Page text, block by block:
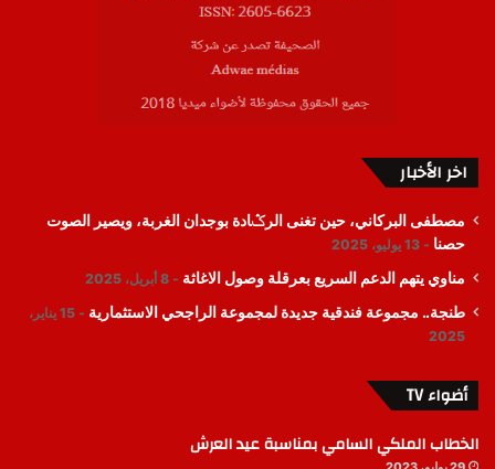
اخر الأخبار
مصطفى البركاني، حين تغنى الرݣادة بوجدان الغربة، ويصير الصوت
حصنا
13 يوليو، 2025
مناوي يتهم الدعم السريع بعرقلة وصول الاغاثة 8 أبريل، 2025
طنجة.. مجموعة فندقية جديدة لمجموعة الراجحي الاستثمارية
15 يناير،
2025
أضواء TV
الخطاب الملكي السامي بمناسبة عيد العرش